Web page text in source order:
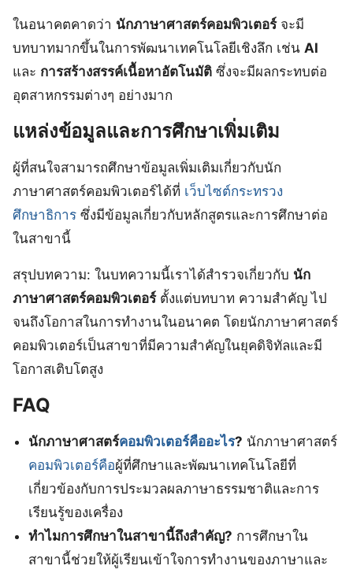
ในอนาคตคาดว่า นักภาษาศาสตร์คอมพิวเตอร์จะมี
บทบาทมากขึ้นในการพัฒนาเทคโนโลยีเชิงลึก เช่น AI
และ การสร้างสรรค์เนื้อหาอัตโนมัติ ซึ่งจะมีผลกระทบต่อ
อุตสาหกรรมต่างๆ อย่างมาก
แหล่งข้อมูลและการศึกษาเพิ่มเติม
ผู้ที่สนใจสามารถศึกษาข้อมูลเพิ่มเติมเกี่ยวกับนัก
ภาษาศาสตร์คอมพิวเตอร์ได้ที่ เว็บไซต์กระทรวง
ศึกษาธิการ ซึ่งมีข้อมูลเกี่ยวกับหลักสูตรและการศึกษาต่อ
ในสาขานี้
สรุปบทความ: ในบทความนี้เราได้สำรวจเกี่ยวกับ นัก
ภาษาศาสตร์คอมพิวเตอร์ตั้งแต่บทบาท ความสำคัญ ไป
จนถึงโอกาสในการทำงานในอนาคต โดยนักภาษาศาสตร์
คอมพิวเตอร์เป็นสาขาที่มีความสำคัญในยุคดิจิทัลและมี
โอกาสเติบโตสูง
FAQ
นักภาษาศาสตร์คอมพิวเตอร์คืออะไร? นักภาษาศาสตร์
คอมพิวเตอร์คือผู้ที่ศึกษาและพัฒนาเทคโนโลยีที่
เกี่ยวข้องกับการประมวลผลภาษาธรรมชาติและการ
เรียนรู้ของเครื่อง
ทำไมการศึกษาในสาขานี้ถึงสำคัญ? การศึกษาใน
สาขานี้ช่วยให้ผู้เรียนเข้าใจการทำงานของภาษาและ